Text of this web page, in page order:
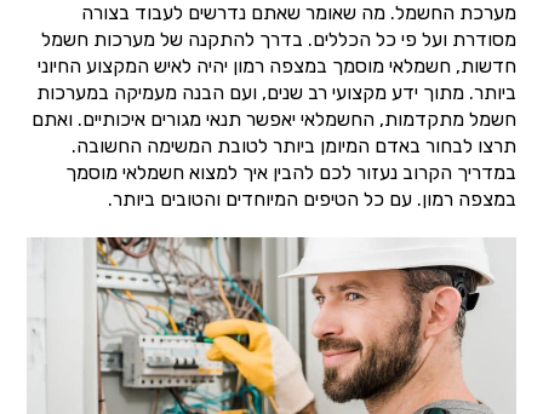
מערכת החשמל. מה שאומר שאתם נדרשים לעבוד בצורה
מסודרת ועל פי כל הכללים. בדרך להתקנה של מערכות חשמל
חדשות, חשמלאי מוסמך במצפה רמון יהיה לאיש המקצוע החיוני
ביותר. מתוך ידע מקצועי רב שנים, ועם הבנה מעמיקה במערכות
חשמל מתקדמות, החשמלאי יאפשר תנאי מגורים איכותיים. ואתם
תרצו לבחור באדם המיומן ביותר לטובת המשימה החשובה.
במדריך הקרוב נעזור לכם להבין איך למצוא חשמלאי מוסמך
במצפה רמון. עם כל הטיפים המיוחדים והטובים ביותר.